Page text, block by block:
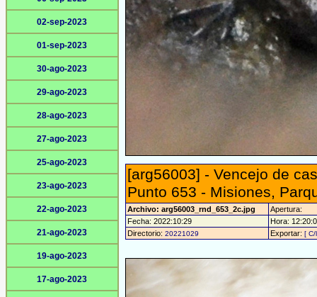
02-sep-2023
01-sep-2023
30-ago-2023
29-ago-2023
28-ago-2023
27-ago-2023
25-ago-2023
23-ago-2023
22-ago-2023
21-ago-2023
19-ago-2023
17-ago-2023
[arg56003] - Vencejo de
Punto 653 - Misiones,
Archivo: arg56003_rnd_653_2c.jpg
Apertura:
Fecha: 2022:10:29
Hora:
Directorio: 20221029 Exportar: [ C/